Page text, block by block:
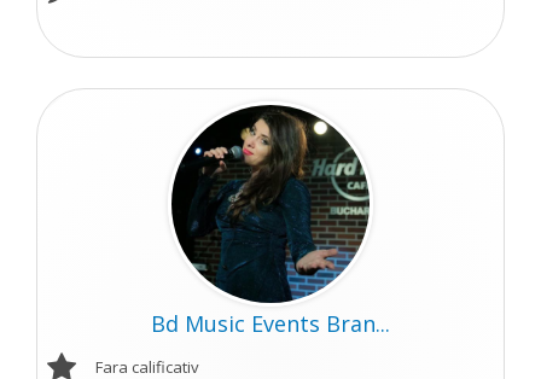
Bd Music Events Bran...
Fara calificativ